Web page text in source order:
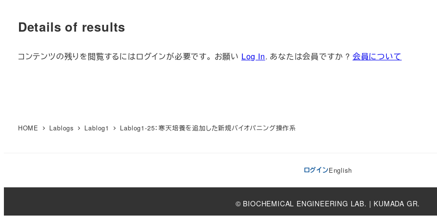
Details of results
コンテンツの残りを閲覧するにはログインが必要です。 お願い Log In. あなたは会員ですか ? 会員について
HOME Lablogs Lablog1 Lablog1-25：寒天培養を追加した新規バイオパニング操作系
ログインEnglish
© BIOCHEMICAL ENGINEERING LAB. | KUMADA GR.